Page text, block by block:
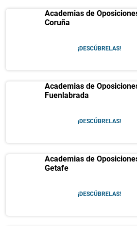
Academias de
Coruña
¡DESCÚBRELAS!
Academias de
Fuenlabrada
¡DESCÚBRELAS!
Academias de
Getafe
¡DESCÚBRELAS!